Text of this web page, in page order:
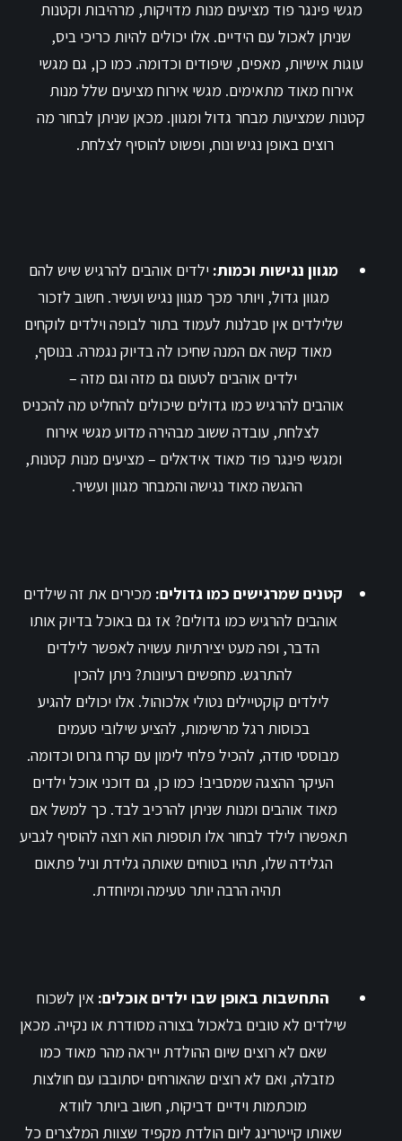
מגשי פינגר פוד מציעים מנות מדויקות, מרהיבות וקטנות
שניתן לאכול עם הידיים. אלו יכולים להיות כריכי ביס,
עוגות אישיות, מאפים, שיפודים וכדומה. כמו כן, גם מגשי
אירוח מאוד מתאימים. מגשי אירוח מציעים שלל מנות
קטנות שמציעות מבחר גדול ומגוון. מכאן שניתן לבחור מה
רוצים באופן נגיש ונוח, ופשוט להוסיף לצלחת.
מגוון נגישות וכמות: ילדים אוהבים להרגיש שיש להם
מגוון גדול, ויותר מכך מגוון נגיש ועשיר. חשוב לזכור
שלילדים אין סבלנות לעמוד בתור לבופה וילדים לוקחים
מאוד קשה אם המנה שחיכו לה בדיוק נגמרה. בנוסף,
ילדים אוהבים לטעום גם מזה וגם מזה –
אוהבים להרגיש כמו גדולים שיכולים להחליט מה להכניס
לצלחת, עובדה ששוב מבהירה מדוע מגשי אירוח
ומגשי פינגר פוד מאוד אידאלים – מציעים מנות קטנות,
ההגשה מאוד נגישה והמבחר מגוון ועשיר.
קטנים שמרגישים כמו גדולים: מכירים את זה שילדים
אוהבים להרגיש כמו גדולים? אז גם באוכל בדיוק אותו
הדבר, ופה מעט יצירתיות עשויה לאפשר לילדים
להתרגש. מחפשים רעיונות? ניתן להכין
לילדים קוקטיילים נטולי אלכוהול. אלו יכולים להגיע
בכוסות רגל מרשימות, להציע שילובי טעמים
מבוססי סודה, להכיל פלחי לימון עם קרח גרוס וכדומה.
העיקר ההצגה שמסביב! כמו כן, גם דוכני אוכל ילדים
מאוד אוהבים ומנות שניתן להרכיב לבד. כך למשל אם
תאפשרו לילד לבחור אלו תוספות הוא רוצה להוסיף לגביע
הגלידה שלו, תהיו בטוחים שאותה גלידת וניל פתאום
תהיה הרבה יותר טעימה ומיוחדת.
התחשבות באופן שבו ילדים אוכלים: אין לשכוח
שילדים לא טובים בלאכול בצורה מסודרת או נקייה. מכאן
שאם לא רוצים שיום ההולדת ייראה מהר מאוד כמו
מזבלה, ואם לא רוצים שהאורחים יסתובבו עם חולצות
מוכתמות וידיים דביקות, חשוב ביותר לוודא
שאותו קייטרינג ליום הולדת מקפיד שצוות המלצרים כל